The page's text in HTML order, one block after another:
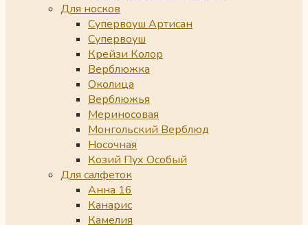
Для носков
Супервоуш Артисан
Супервоуш
Крейзи Колор
Верблюжка
Околица
Верблюжья
Мериносовая
Монгольский Верблюд
Носочная
Козий Пух Особый
Для салфеток
Анна 16
Канарис
Камелия